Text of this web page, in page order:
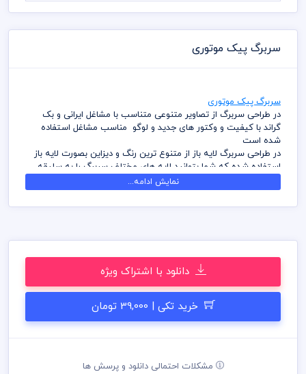
دانلود با اشتراک ویژه
خرید تکی | 39,000 تومان
مشکلات احتمالی دانلود و پرسش ها
سربرگ پیک موتوری
سربرگ پیک موتوری
در طراحی سربرگ از تصاویر متنوعی متناسب با مشاغل ایرانی و بک
گراند با کیفیت و وکتور های جدید و لوگو مناسب مشاغل استفاده
شده است
در طراحی سربرگ لایه باز از متنوع ترین رنگ و دیزاین بصورت لایه باز
استفاده شده که شما بتوانید لایه های مختلف سربرگ را به سلیقه
کامل ترین آرشیو لایه باز سربرگ که می توانید با خیالی راحت با تهیه
بسته های اشتراک ویژه به هزاران طرح لایه باز دسترسی و دانلود
باشد
کلیه طراحی های سربرگ بصورت لایه باز و با فرمت فتوشاپ می باشد
که می توانید جهت ویرایش از نرم افزار فتوشاپ استفاده نمائید
شما می توانید چاپ سربرگ های موجود در وب سایت میهن پی اس
دی را نزد چاپخانه مجموعه چاپ و در سراسر کشور دریافت نمائید
برای دانلود سربرگ و طرح لایه باز به صورت به صرفه می توانید از
پنتت رنگی . مد رنگی و کیفیت مناسب عکس و وکتور به عهده خریدار
نمایش ادامه...